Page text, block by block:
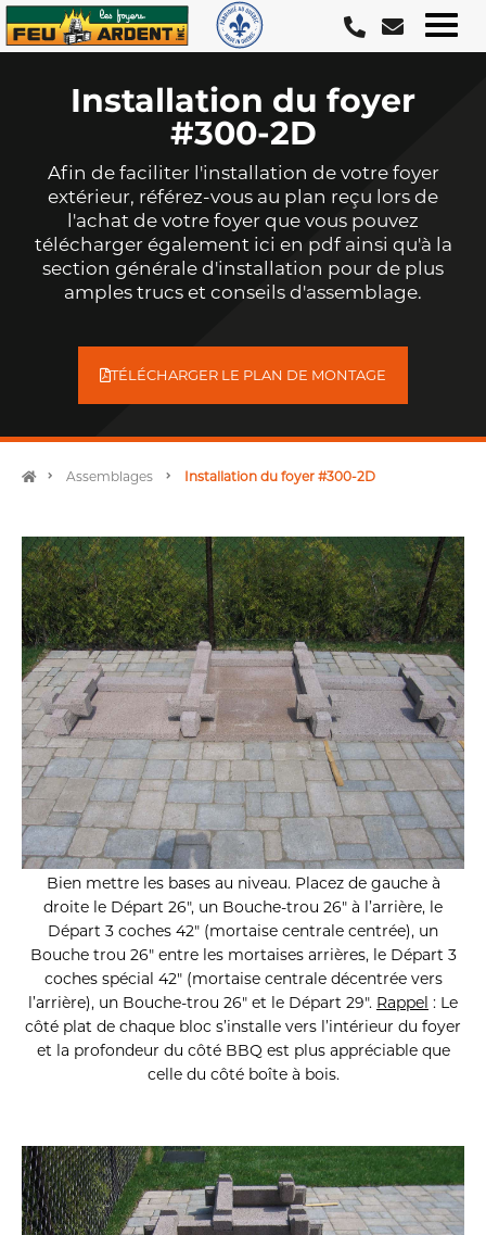
Aller
au
Installation du foyer
#300-2D
Afin de faciliter l'installation de votre foyer
extérieur, référez-vous au plan reçu lors de
l'achat de votre foyer que vous pouvez
télécharger également ici en pdf ainsi qu'à la
section générale d'installation pour de plus
amples trucs et conseils d'assemblage.
TÉLÉCHARGER LE PLAN DE MONTAGE
Assemblages Installation du foyer #300-2D
Bien mettre les bases au niveau. Placez de gauche à
droite le Départ 26″, un Bouche-trou 26″ à l’arrière, le
Départ 3 coches 42″ (mortaise centrale centrée), un
Bouche trou 26″ entre les mortaises arrières, le Départ 3
coches spécial 42″ (mortaise centrale décentrée vers
l’arrière), un Bouche-trou 26″ et le Départ 29″. Rappel : Le
côté plat de chaque bloc s’installe vers l’intérieur du foyer
et la profondeur du côté BBQ est plus appréciable que
celle du côté boîte à bois.